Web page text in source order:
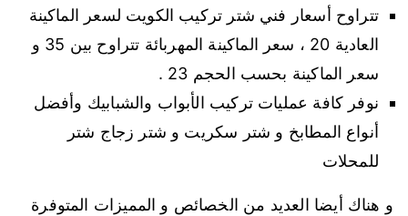
تتراوح أسعار فني شتر تركيب الكويت لسعر الماكينة
العادية 20 ، سعر الماكينة المهربائة تتراوح بين 35 و
سعر الماكينة بحسب الحجم 23 .
نوفر كافة عمليات تركيب الأبواب والشبابيك وأفضل
أنواع المطابخ و شتر سكريت و شتر زجاج شتر
للمحلات
و هناك أيضا العديد من الخصائص و المميزات المتوفرة